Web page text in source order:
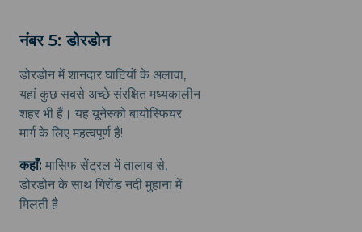
नंबर 5: डोरडोन
डोरडोन में शानदार घाटियों के अलावा,
यहां कुछ सबसे अच्छे संरक्षित मध्यकालीन
शहर भी हैं। यह यूनेस्को बायोस्फियर
मार्ग के लिए महत्वपूर्ण है!
कहाँ: मासिफ सेंट्रल में तालाब से,
डोरडोन के साथ गिरोंड नदी मुहाना में
मिलती है